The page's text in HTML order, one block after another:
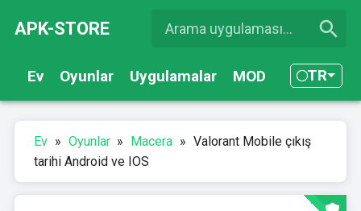
APK-STORE
Ev Oyunlar Uygulamalar MOD TR
Ev » Oyunlar » Macera » Valorant Mobile çıkış
tarihi Android ve IOS